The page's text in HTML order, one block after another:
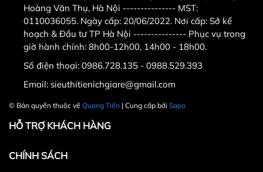
5.Địa chỉ mua vợt muỗi cao cấp chính hãng tại
hà nội
Công ty TNHH Thể Thao Quang Tiến .
đường Hoàng Mai,quận Hoàng
google map " Công ty TNHH thể thao
Hoàng Văn Thụ, Hà Nội --------------- MST:
0110036055. Ngày cấp: 20/06/2022. Nơi cấp: Sở kế
hoạch & Đầu tư TP Hà Nội --------------- Phục vụ trong
giờ hành chính: 8h00-12h00, 14h00 - 18h00.
Số điện thoại: 0986.728.135 - 0988.529.393
Email: sieuthitienichgiare@gmail.com
© Bản quyền thuộc về Quang Tiến | Cung cấp bởi Sapo
HỖ TRỢ KHÁCH HÀNG
CHÍNH SÁCH